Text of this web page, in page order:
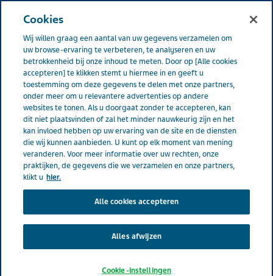
Nederland Producten Broomhexine 8=5 drank
Broomhexine 8=5 drank
Omschrijving
Bij vastzittende hoest door taai slijm
Toelichting
Maakt het ophoesten makkelijker als dit door
Cookies
Wij willen graag een aantal van uw gegevens verzamelen om
uw browse-ervaring te verbeteren, te analyseren en uw
betrokkenheid bij onze inhoud te meten. Door op [Alle cookies
accepteren] te klikken stemt u hiermee in en geeft u
toestemming om deze gegevens te delen met onze partners,
onder meer om u relevantere advertenties op andere
websites te tonen. Als u doorgaat zonder te accepteren, kan
dit niet plaatsvinden of zal het minder nauwkeurig zijn en het
kan invloed hebben op uw ervaring van de site en de diensten
die wij kunnen aanbieden. U kunt op elk moment van mening
veranderen. Voor meer informatie over uw rechten, onze
praktijken, de gegevens die we verzamelen en onze partners,
klikt u hier.
Alle cookies accepteren
Alles afwijzen
Cookie-instellingen